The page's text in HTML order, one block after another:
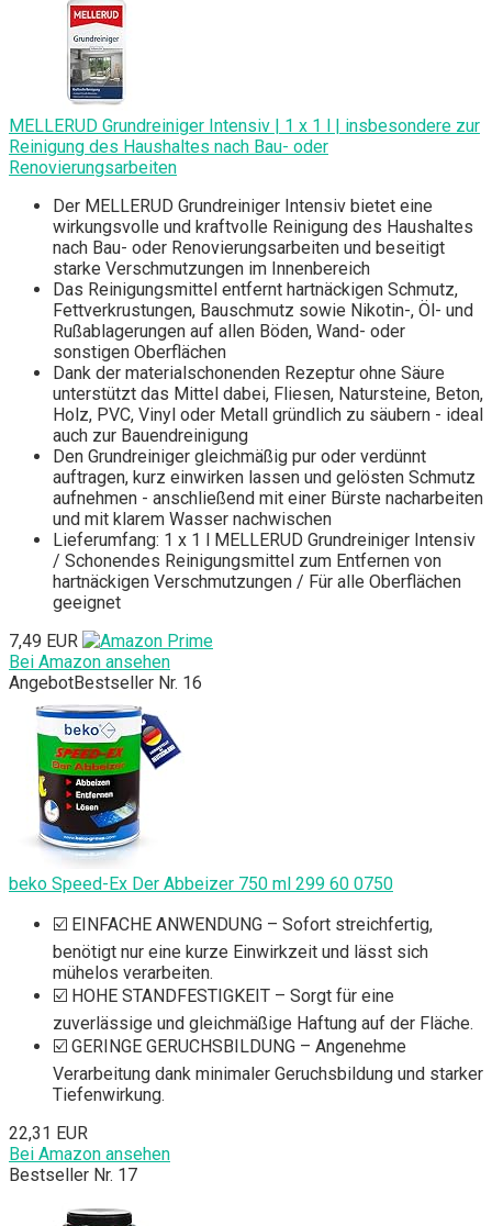
MELLERUD Grundreiniger Intensiv | 1 x 1 l | insbesondere zur
Reinigung des Haushaltes nach Bau- oder
Renovierungsarbeiten
Der MELLERUD Grundreiniger Intensiv bietet eine
wirkungsvolle und kraftvolle Reinigung des Haushaltes
nach Bau- oder Renovierungsarbeiten und beseitigt
starke Verschmutzungen im Innenbereich
Das Reinigungsmittel entfernt hartnäckigen Schmutz,
Fettverkrustungen, Bauschmutz sowie Nikotin-, Öl- und
Rußablagerungen auf allen Böden, Wand- oder
sonstigen Oberflächen
Dank der materialschonenden Rezeptur ohne Säure
unterstützt das Mittel dabei, Fliesen, Natursteine, Beton,
Holz, PVC, Vinyl oder Metall gründlich zu säubern - ideal
auch zur Bauendreinigung
Den Grundreiniger gleichmäßig pur oder verdünnt
auftragen, kurz einwirken lassen und gelösten Schmutz
aufnehmen - anschließend mit einer Bürste nacharbeiten
und mit klarem Wasser nachwischen
Lieferumfang: 1 x 1 l MELLERUD Grundreiniger Intensiv
/ Schonendes Reinigungsmittel zum Entfernen von
hartnäckigen Verschmutzungen / Für alle Oberflächen
geeignet
7,49 EUR
Bei Amazon ansehen
AngebotBestseller Nr. 16
beko Speed-Ex Der Abbeizer 750 ml 299 60 0750
☑️ EINFACHE ANWENDUNG – Sofort streichfertig,
benötigt nur eine kurze Einwirkzeit und lässt sich
mühelos verarbeiten.
☑️ HOHE STANDFESTIGKEIT – Sorgt für eine
zuverlässige und gleichmäßige Haftung auf der Fläche.
☑️ GERINGE GERUCHSBILDUNG – Angenehme
Verarbeitung dank minimaler Geruchsbildung und starker
Tiefenwirkung.
22,31 EUR
Bei Amazon ansehen
Bestseller Nr. 17